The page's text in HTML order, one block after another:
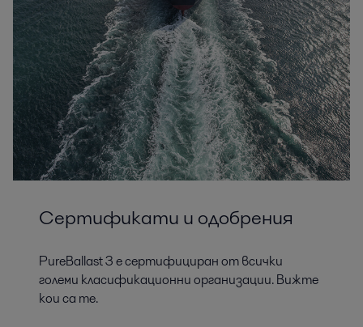
Сертификати и одобрения
PureBallast 3 е сертифициран от всички
големи класификационни организации. Вижте
кои са те.